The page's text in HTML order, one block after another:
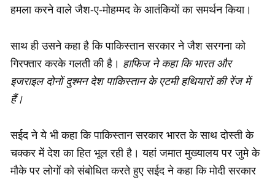
हमला करने वाले जैश-ए-मोहम्मद के आतंकियों का समर्थन किया।
साथ ही उसने कहा है कि पाकिस्तान सरकार ने जैश सरगना को
गिरफ्तार करके गलती की है। हाफिज ने कहा कि भारत और
इजराइल दोनों दुश्मन देश पाकिस्तान के एटमी हथियारों की रेंज में
हैं।
सईद ने ये भी कहा कि पाकिस्तान सरकार भारत के साथ दोस्ती के
चक्कर में देश का हित भूल रही है। यहां जमात मुख्यालय पर जुमे के
मौके पर लोगों को संबोधित करते हुए सईद ने कहा कि मोदी सरकार